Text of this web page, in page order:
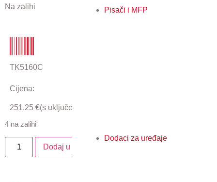
Pisači i MFP
Dodaci za uređaje
Na zalihi
TK5160C
Cijena:
251,25 €(s uključenim PDV-om)
4 na zalihi
Dodaj u košaricu